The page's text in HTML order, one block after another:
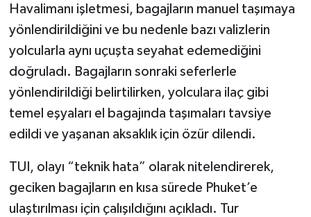
Havalimanı işletmesi, bagajların manuel taşımaya
yönlendirildiğini ve bu nedenle bazı valizlerin
yolcularla aynı uçuşta seyahat edemediğini
doğruladı. Bagajların sonraki seferlerle
yönlendirildiği belirtilirken, yolculara ilaç gibi
temel eşyaları el bagajında taşımaları tavsiye
edildi ve yaşanan aksaklık için özür dilendi.
TUI, olayı “teknik hata” olarak nitelendirerek,
geciken bagajların en kısa sürede Phuket’e
ulaştırılması için çalışıldığını açıkladı. Tur